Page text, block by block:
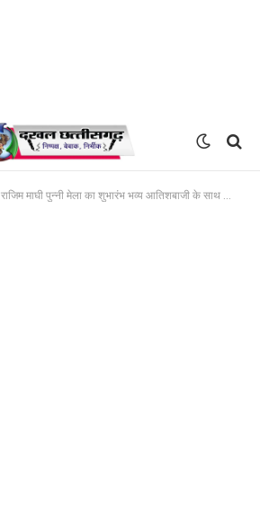
राजिम माघी पुन्नी मेला का शुभारंभ भव्य आतिशबाजी के साथ होगा